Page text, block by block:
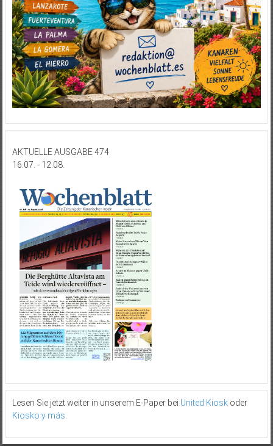
AKTUELLE AUSGABE 474
16.07. - 12.08.
Lesen Sie jetzt weiter in unserem E-Paper bei United Kioskoder
Kiosko y más.